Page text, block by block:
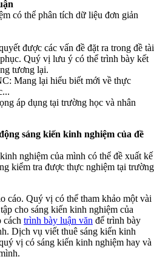
có thể phân tích dữ liệu đơn giản
được các vấn đề đặt ra trong đề tài
Quý vị lưu ý có thể trình bày kết
tương lại.
Mang lại hiểu biết mới về thực
áp dụng tại trường học và nhân
sáng kiến kinh nghiệm của đề
nghiệm của mình có thể đề xuất kế
kiểm tra được thực nghiệm tại trường
cáo. Quý vị có thể tham khảo một vài
cho sáng kiến kinh nghiệm của
cách trình bày luận văn để trình bày
Dịch vụ viết thuê sáng kiến kinh
vị có sáng kiến kinh nghiệm hay và